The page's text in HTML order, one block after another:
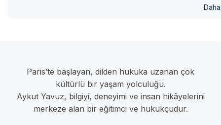
Paris’te başlayan, dilden hukuka uzanan çok
kültürlü bir yaşam yolculuğu.
Aykut Yavuz, bilgiyi, deneyimi ve insan hikâyelerini
merkeze alan bir eğitimci ve hukukçudur.